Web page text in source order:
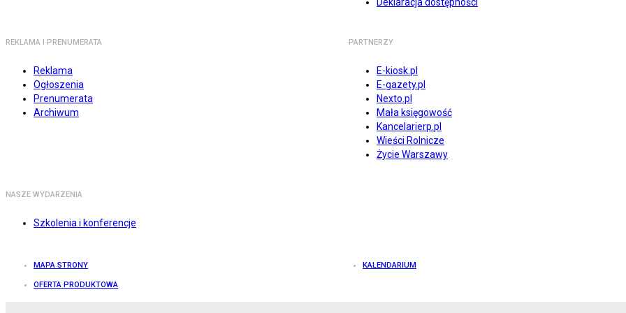
REKLAMA I PRENUMERATA
Reklama
Ogłoszenia
Prenumerata
Archiwum
PARTNERZY
E-kiosk.pl
E-gazety.pl
Nexto.pl
Mała księgowość
Kancelarierp.pl
Wieści Rolnicze
Życie Warszawy
NASZE WYDARZENIA
Szkolenia i konferencje
MAPA STRONY KALENDARIUM
OFERTA PRODUKTOWA